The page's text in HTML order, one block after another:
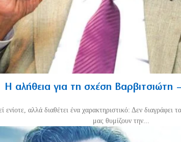
Η αλήθεια για τη σχέση Βαρβιτσιώτη
αλλά διαθέτει ένα χαρακτηριστικό: Δεν διαγράφει
μας θυμίζουν την...